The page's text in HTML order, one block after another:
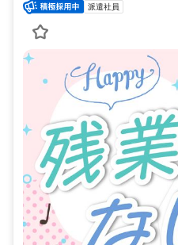
派遣社員